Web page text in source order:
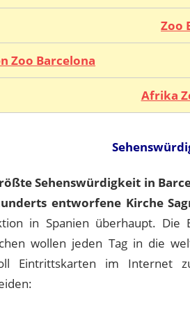
Zoo
Zoo Barcelona
Afrika
Sehenswürdigkeit in
entworfene Kirche
in Spanien überhaupt.
wollen jeden Tag in die
Eintrittskarten im Internet